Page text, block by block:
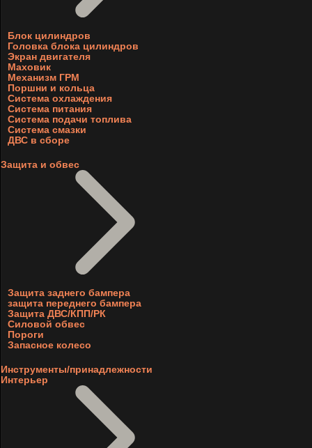
Блок цилиндров
Головка блока цилиндров
Экран двигателя
Маховик
Механизм ГРМ
Поршни и кольца
Система охлаждения
Система питания
Система подачи топлива
Система смазки
ДВС в сборе
Защита и обвес
Защита заднего бампера
защита переднего бампера
Защита ДВС/КПП/РК
Силовой обвес
Пороги
Запасное колесо
Инструменты/принадлежности
Интерьер